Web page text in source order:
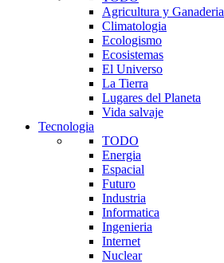
Agricultura y Ganaderia
Climatologia
Ecologismo
Ecosistemas
El Universo
La Tierra
Lugares del Planeta
Vida salvaje
Tecnologia
TODO
Energia
Espacial
Futuro
Industria
Informatica
Ingenieria
Internet
Nuclear